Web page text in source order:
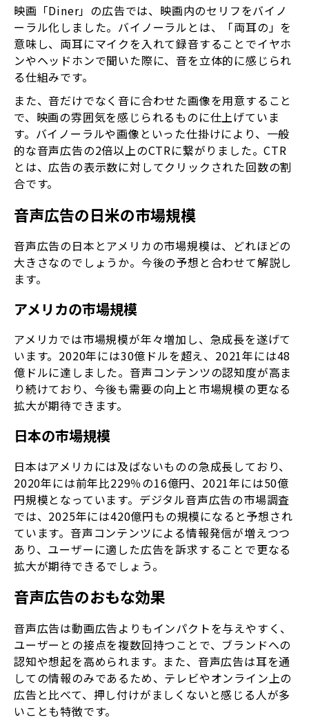
映画「Diner」の広告では、映画内のセリフをバイノ
ーラル化しました。バイノーラルとは、「両耳の」を
意味し、両耳にマイクを入れて録音することでイヤホ
ンやヘッドホンで聞いた際に、音を立体的に感じられ
る仕組みです。
また、音だけでなく音に合わせた画像を用意すること
で、映画の雰囲気を感じられるものに仕上げていま
す。バイノーラルや画像といった仕掛けにより、一般
的な音声広告の2倍以上のCTRに繋がりました。CTR
とは、広告の表示数に対してクリックされた回数の割
合です。
音声広告の日米の市場規模
音声広告の日本とアメリカの市場規模は、どれほどの
大きさなのでしょうか。今後の予想と合わせて解説し
ます。
アメリカの市場規模
アメリカでは市場規模が年々増加し、急成長を遂げて
います。2020年には30億ドルを超え、2021年には48
億ドルに達しました。音声コンテンツの認知度が高ま
り続けており、今後も需要の向上と市場規模の更なる
拡大が期待できます。
日本の市場規模
日本はアメリカには及ばないものの急成長しており、
2020年には前年比229％の16億円、2021年には50億
円規模となっています。デジタル音声広告の市場調査
では、2025年には420億円もの規模になると予想され
ています。音声コンテンツによる情報発信が増えつつ
あり、ユーザーに適した広告を訴求することで更なる
拡大が期待できるでしょう。
音声広告のおもな効果
音声広告は動画広告よりもインパクトを与えやすく、
ユーザーとの接点を複数回持つことで、ブランドへの
認知や想起を高められます。また、音声広告は耳を通
しての情報のみであるため、テレビやオンライン上の
広告と比べて、押し付けがましくないと感じる人が多
いことも特徴です。